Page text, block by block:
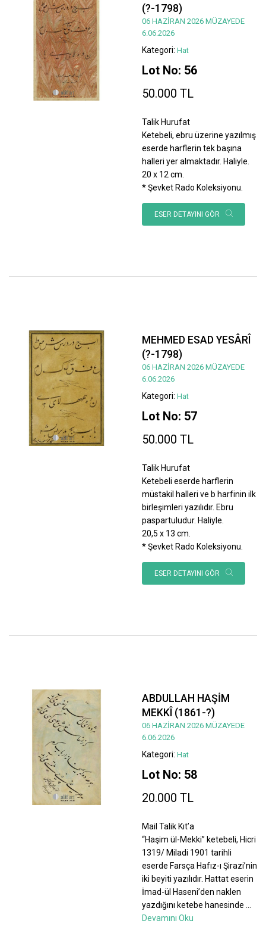
(?-1798)
06 HAZİRAN 2026 MÜZAYEDE
6.06.2026
Kategori: Hat
Lot No: 56
50.000 TL
Talik Hurufat
Ketebeli, ebru üzerine yazılmış
eserde harflerin tek başına
halleri yer almaktadır. Haliyle.
20 x 12 cm.
* Şevket Rado Koleksiyonu.
ESER DETAYINI GÖR
MEHMED ESAD YESÂRÎ
(?-1798)
06 HAZİRAN 2026 MÜZAYEDE
6.06.2026
Kategori: Hat
Lot No: 57
50.000 TL
Talik Hurufat
Ketebeli eserde harflerin
müstakil halleri ve b harfinin ilk
birleşimleri yazılıdır. Ebru
paspartuludur. Haliyle.
20,5 x 13 cm.
* Şevket Rado Koleksiyonu.
ESER DETAYINI GÖR
ABDULLAH HAŞİM
MEKKÎ (1861-?)
06 HAZİRAN 2026 MÜZAYEDE
6.06.2026
Kategori: Hat
Lot No: 58
20.000 TL
Mail Talik Kıt’a
“Haşim ül-Mekki” ketebeli, Hicri
1319/ Miladi 1901 tarihli
eserde Farsça Hafız-ı Şirazi’nin
iki beyiti yazılıdır. Hattat eserin
İmad-ül Haseni’den naklen
yazdığını ketebe hanesinde
Devamını Oku